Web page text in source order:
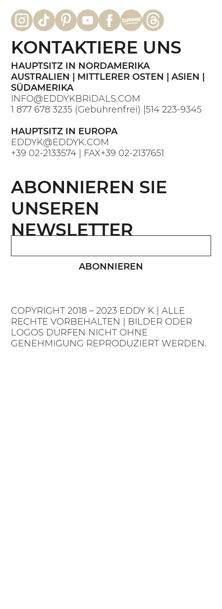
COPYRIGHT 2018 – 2023 EDDY K | ALLE
RECHTE VORBEHALTEN | BILDER ODER
LOGOS DÜRFEN NICHT OHNE
GENEHMIGUNG REPRODUZIERT WERDEN.
HAUPTSITZ IN NORDAMERIKA
AUSTRALIEN | MITTLERER OSTEN | ASIEN |
SÜDAMERIKA
INFO@EDDYKBRIDALS.COM
1 877 678 3235 (Gebührenfrei) |514 223-9345
HAUPTSITZ IN EUROPA
EDDYK@EDDYK.COM
+39 02-2133574 | FAX+39 02-2137651
KONTAKTIERE UNS
ABONNIEREN
ABONNIEREN SIE
UNSEREN
NEWSLETTER